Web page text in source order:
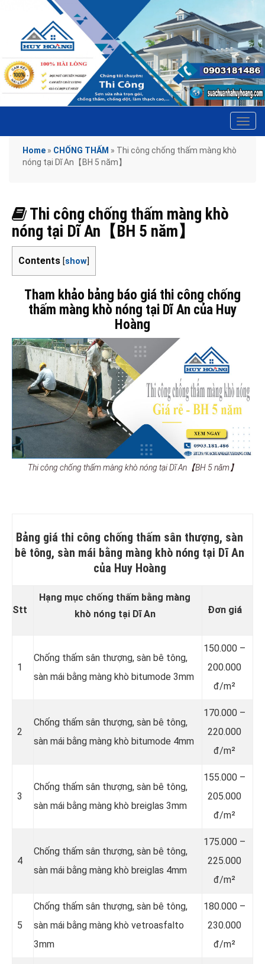
Home » CHỐNG THẤM » Thi công chống thấm màng khò
nóng tại Dĩ An【BH 5 năm】
Thi công chống thấm màng khò
nóng tại Dĩ An【BH 5 năm】
Contents [show]
Tham khảo bảng báo giá thi công chống
thấm màng khò nóng tại Dĩ An của Huy
Hoàng
Thi công chống thấm màng khò nóng tại Dĩ An【BH 5 năm】
Bảng giá thi công chống thấm sân thượng, sàn
bê tông, sàn mái bằng màng khò nóng tại Dĩ An
của Huy Hoàng
Stt
Hạng mục chống thấm bằng màng
khò nóng tại Dĩ An
Đơn giá
1
Chống thấm sân thượng, sàn bê tông,
sàn mái bằng màng khò bitumode 3mm
150.000 –
200.000
đ/m²
2
Chống thấm sân thượng, sàn bê tông,
sàn mái bằng màng khò bitumode 4mm
170.000 –
220.000
đ/m²
3
Chống thấm sân thượng, sàn bê tông,
sàn mái bằng màng khò breiglas 3mm
155.000 –
205.000
đ/m²
4
Chống thấm sân thượng, sàn bê tông,
sàn mái bằng màng khò breiglas 4mm
175.000 –
225.000
đ/m²
5
Chống thấm sân thượng, sàn bê tông,
sàn mái bằng màng khò vetroasfalto
3mm
180.000 –
230.000
đ/m²